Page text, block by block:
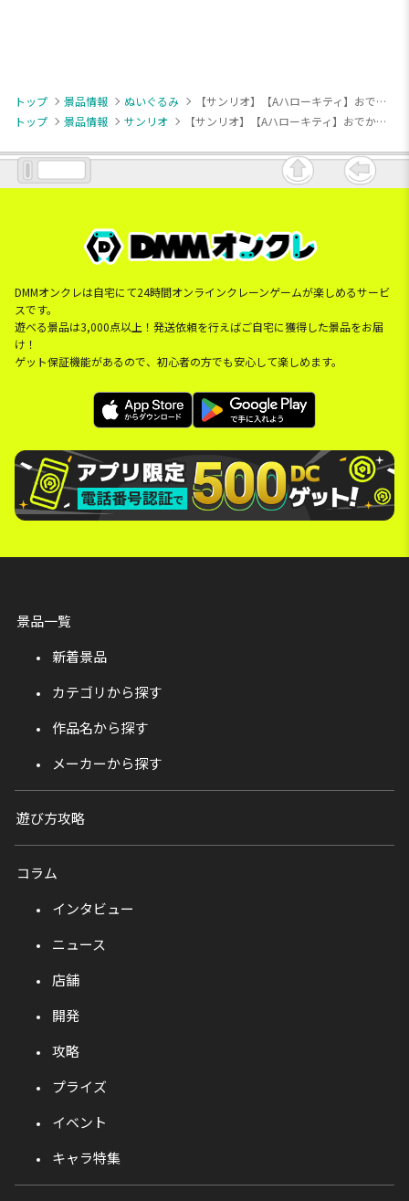
トップ 景品情報 ぬいぐるみ
【サンリオ】【Aハローキティ】おでかけ子ザメ×サンリオキャラクターズ ぬいぐるみVol.1（EX）
トップ
景品情報 サンリオ 【サンリオ】【Aハローキティ】おでかけ子ザメ×サンリオキャラクターズ ぬいぐるみVol.1（EX）
DMMオンクレは自宅にて24時間オンラインクレーンゲームが楽しめるサービ
スです。
遊べる景品は3,000点以上！発送依頼を行えばご自宅に獲得した景品をお届
け！
ゲット保証機能があるので、初心者の方でも安心して楽しめます。
景品一覧
新着景品
カテゴリから探す
作品名から探す
メーカーから探す
遊び方攻略
コラム
インタビュー
ニュース
店舗
開発
攻略
プライズ
イベント
キャラ特集